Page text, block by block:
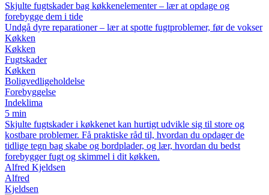
Skjulte fugtskader bag køkkenelementer – lær at opdage og
forebygge dem i tide
Undgå dyre reparationer – lær at spotte fugtproblemer, før de vokser
Køkken
Køkken
Fugtskader
Køkken
Boligvedligeholdelse
Forebyggelse
Indeklima
5 min
Skjulte fugtskader i køkkenet kan hurtigt udvikle sig til store og
kostbare problemer. Få praktiske råd til, hvordan du opdager de
tidlige tegn bag skabe og bordplader, og lær, hvordan du bedst
forebygger fugt og skimmel i dit køkken.
Alfred Kjeldsen
Alfred
Kjeldsen